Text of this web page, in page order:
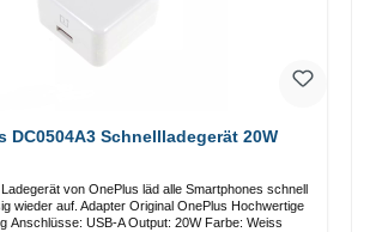
DC0504A3 Schnellladegerät 20W
von OnePlus läd alle Smartphones schnell
Original OnePlus Hochwertige
Verarbeitung Anschlüsse: USB-A Output: 20W Farbe: Weiss